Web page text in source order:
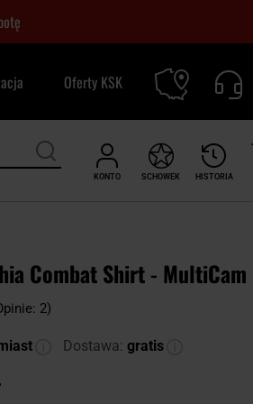
Oferty KSK
KONTO HISTORIA
SCHOWEK
Combat Shirt - MultiCam
2)
Dostawa: gratis